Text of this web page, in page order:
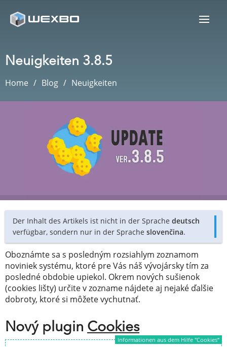
Neuigkeiten 3.8.5
Home Blog Neuigkeiten
Der Inhalt des Artikels ist nicht in der Sprache deutsch
verfügbar, sondern nur in der Sprache slovenčina.
Oboznámte sa s posledným rozsiahlym zoznamom
noviniek systému, ktoré pre Vás náš vývojársky tím za
posledné obdobie upiekol. Okrem nových sušienok
(cookies lišty) určite v zozname nájdete aj nejaké ďalšie
dobroty, ktoré si môžete vychutnať.
Nový plugin Cookies
Informationen aus dem Hilfe "Cookies“